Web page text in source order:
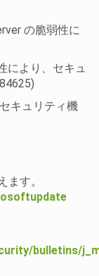
の脆弱性に
により、セキュ
キュリティ機
す。
bulletins/